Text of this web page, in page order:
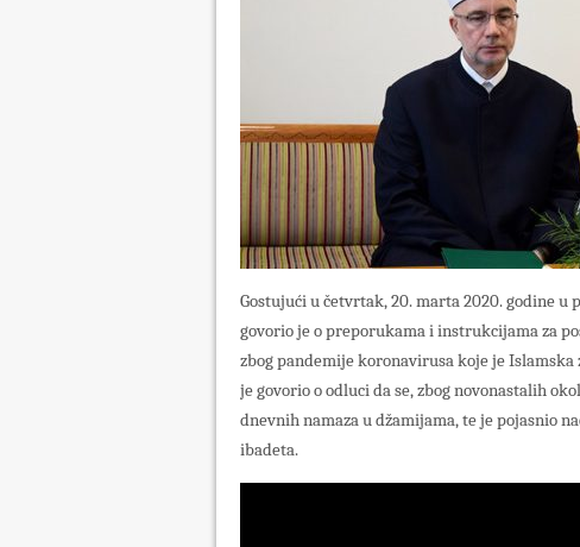
Gostujući u četvrtak, 20. marta 2020. godine
govorio je o preporukama i instrukcijama za
zbog pandemije koronavirusa koje je
je govorio o odluci da se, zbog novonastalih
dnevnih namaza u džamijama, te je pojasnio
ibadeta.